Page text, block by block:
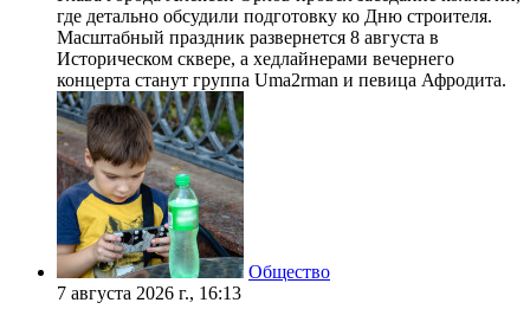
где детально обсудили подготовку ко Дню строителя.
Масштабный праздник развернется 8 августа в
Историческом сквере, а хедлайнерами вечернего
концерта станут группа Uma2rman и певица Афродита.
Общество
7 августа 2026 г., 16:13